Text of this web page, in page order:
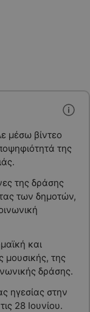
μέσω βίντεο
της
της δράσης
των δημοτών,
και
μουσικής, της
δράσης.
ηγεσίας στην
28 Ιουνίου.